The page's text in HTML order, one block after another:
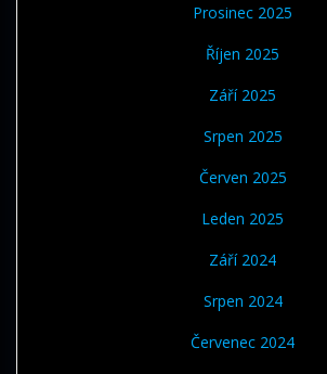
Prosinec 2025
Říjen 2025
Září 2025
Srpen 2025
Červen 2025
Leden 2025
Září 2024
Srpen 2024
Červenec 2024